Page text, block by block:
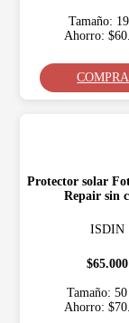
Tamaño:
Ahorro:
Protector solar
Repair sin
ISDIN
$65.000
Tamaño: 50
Ahorro: